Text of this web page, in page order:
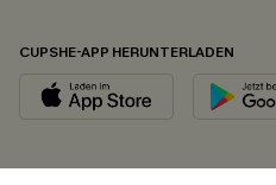
CUPSHE-APP HERUNTERLADEN